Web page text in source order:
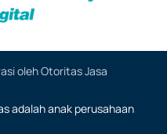
oleh Otoritas Jasa
adalah anak perusahaan